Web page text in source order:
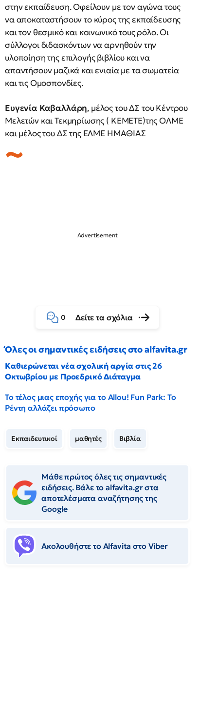
στην εκπαίδευση. Οφείλουν με τον αγώνα τους
να αποκαταστήσουν το κύρος της εκπαίδευσης
και τον θεσμικό και κοινωνικό τους ρόλο. Οι
σύλλογοι διδασκόντων να αρνηθούν την
υλοποίηση της επιλογής βιβλίου και να
απαντήσουν μαζικά και ενιαία με τα σωματεία
και τις Ομοσπονδίες.
Ευγενία Καβαλλάρη, μέλος του ΔΣ του Κέντρου
Μελετών και Τεκμηρίωσης ( ΚΕΜΕΤΕ)της ΟΛΜΕ
και μέλος του ΔΣ της ΕΛΜΕ ΗΜΑΘΙΑΣ
0 Δείτε τα σχόλια
Όλες οι σημαντικές ειδήσεις στο alfavita.gr
Καθιερώνεται νέα σχολική αργία στις 26
Οκτωβρίου με Προεδρικό Διάταγμα
Το τέλος μιας εποχής για το Allou! Fun Park: Το
Ρέντη αλλάζει πρόσωπο
Εκπαιδευτικοί μαθητές Βιβλία
Μάθε πρώτος όλες τις σημαντικές
ειδήσεις. Βάλε το alfavita.gr στα
αποτελέσματα αναζήτησης της
Google
Ακολουθήστε το Αlfavita στο Viber